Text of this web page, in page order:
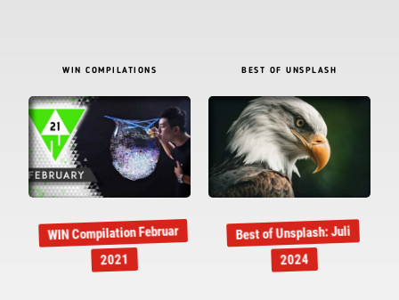
WIN COMPILATIONS
WIN Compilation Februar
2021
BEST OF UNSPLASH
Best of Unsplash: Juli
2024